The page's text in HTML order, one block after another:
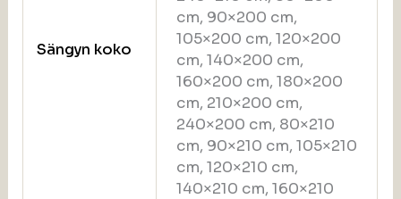
Sängyn koko
cm, 90×200 cm,
105×200 cm, 120×200
cm, 140×200 cm,
160×200 cm, 180×200
cm, 210×200 cm,
240×200 cm, 80×210
cm, 90×210 cm, 105×210
cm, 120×210 cm,
140×210 cm, 160×210